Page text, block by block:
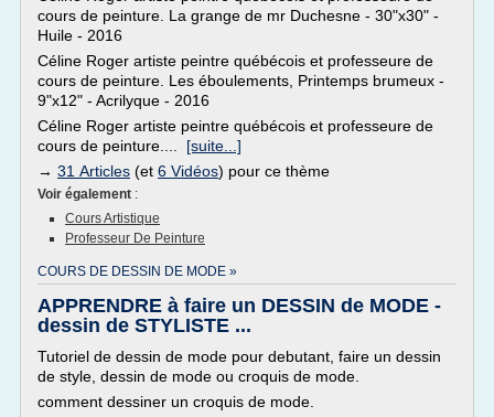
cours de peinture. La grange de mr Duchesne - 30"x30" -
Huile - 2016
Céline Roger artiste peintre québécois et professeure de
cours de peinture. Les éboulements, Printemps brumeux -
9"x12" - Acrilyque - 2016
Céline Roger artiste peintre québécois et professeure de
cours de peinture.... [suite...]
→ 31 Articles (et 6 Vidéos) pour ce thème
Voir également :
Cours Artistique
Professeur De Peinture
COURS DE DESSIN DE MODE »
APPRENDRE à faire un DESSIN de MODE -
dessin de STYLISTE ...
Tutoriel de dessin de mode pour debutant, faire un dessin
de style, dessin de mode ou croquis de mode.
comment dessiner un croquis de mode.